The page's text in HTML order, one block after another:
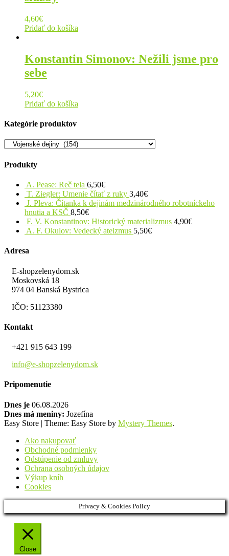
4,60€
Pridať do košíka
Konstantin Simonov: Nežili jsme pro
sebe
5,20€
Pridať do košíka
Kategórie produktov
Produkty
A. Pease: Reč tela 6,50€
T. Ziegler: Umenie čítať z ruky 3,40€
J. Pleva: Čítanka k dejinám medzinárodného robotníckeho
hnutia a KSČ 8,50€
F. V. Konstantinov: Historický materializmus 4,90€
A. F. Okulov: Vedecký ateizmus 5,50€
Adresa
E-shopzelenydom.sk
Moskovská 18
974 04 Banská Bystrica
IČO: 51123380
Kontakt
+421 915 643 199
info@e-shopzelenydom.sk
Pripomenutie
Dnes je 06.08.2026
Dnes má meniny: Jozefína
Easy Store | Theme: Easy Store by Mystery Themes.
Ako nakupovať
Obchodné podmienky
Odstúpenie od zmluvy
Ochrana osobných údajov
Výkup kníh
Cookies
Privacy & Cookies Policy
Close